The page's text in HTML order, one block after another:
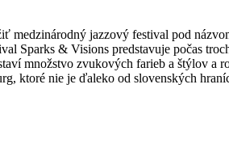
medzinárodný jazzový festival pod
Sparks & Visions predstavuje počas
množstvo zvukových farieb a štýlov a
ktoré nie je ďaleko od slovenských